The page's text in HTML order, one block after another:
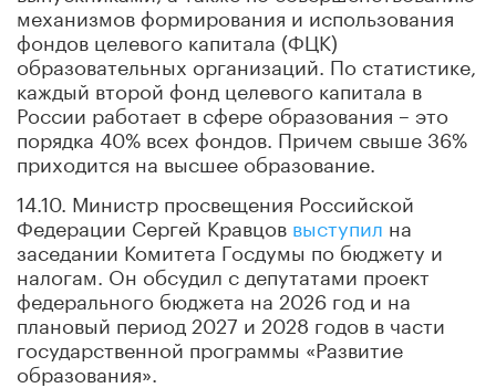
механизмов формирования и использования
фондов целевого капитала (ФЦК)
образовательных организаций. По статистике,
каждый второй фонд целевого капитала в
России работает в сфере образования – это
порядка 40% всех фондов. Причем свыше 36%
приходится на высшее образование.
14.10. Министр просвещения Российской
Федерации Сергей Кравцов выступил на
заседании Комитета Госдумы по бюджету и
налогам. Он обсудил с депутатами проект
федерального бюджета на 2026 год и на
плановый период 2027 и 2028 годов в части
государственной программы «Развитие
образования».